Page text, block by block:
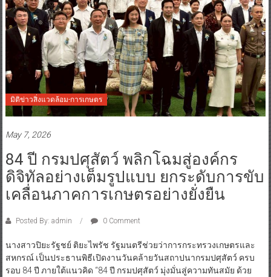
มิติข่าวสิ่งแวดล้อม-การเกษตร
May 7, 2026
84 ปี กรมปศุสัตว์ พลิกโฉมสู่องค์กร
ดิจิทัลอย่างเต็มรูปแบบ ยกระดับการขับ
เคลื่อนภาคการเกษตรอย่างยั่งยืน
Posted By: admin 0 Comment
นางสาวปิยะรัฐชย์ ติยะไพรัช รัฐมนตรีช่วยว่าการกระทรวงเกษตรและ
สหกรณ์ เป็นประธานพิธีเปิดงานวันคล้ายวันสถาปนากรมปศุสัตว์ ครบ
รอบ 84 ปี ภายใต้แนวคิด “84 ปี กรมปศุสัตว์ มุ่งมั่นสู่ความทันสมัย ด้วย